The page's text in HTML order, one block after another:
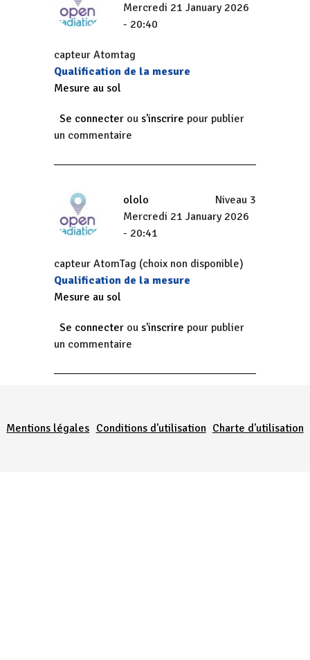
Mercredi 21 January 2026
- 20:40
capteur Atomtag
Qualification de la mesure
Mesure au sol
Se connecter ou s'inscrire pour publier
un commentaire
ololo
Niveau 3
Mercredi 21 January 2026
- 20:41
capteur AtomTag (choix non disponible)
Qualification de la mesure
Mesure au sol
Se connecter ou s'inscrire pour publier
un commentaire
Mentions légales Conditions d'utilisation Charte d'utilisation